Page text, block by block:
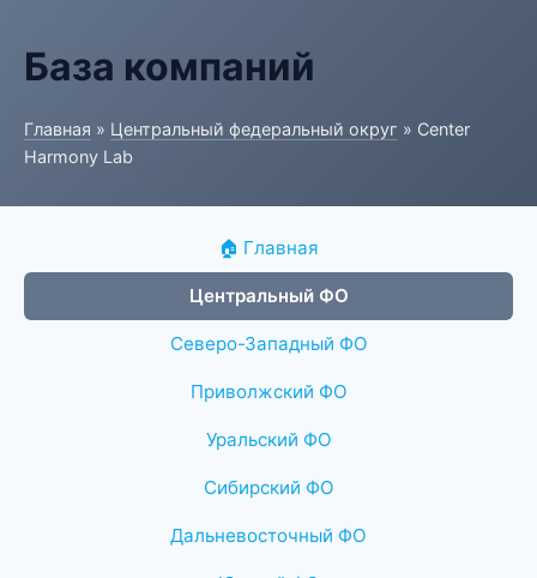
База компаний
Главная » Центральный федеральный округ » Center
Harmony Lab
🏠 Главная
Центральный ФО
Северо-Западный ФО
Приволжский ФО
Уральский ФО
Сибирский ФО
Дальневосточный ФО